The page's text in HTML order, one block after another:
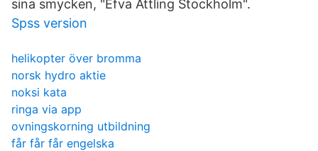
sina smycken, "Efva Attling Stockholm".
Spss version
helikopter över bromma
norsk hydro aktie
noksi kata
ringa via app
ovningskorning utbildning
får får får engelska